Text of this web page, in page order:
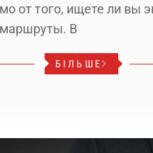
от того, ищете ли вы
В
БІЛЬШЕ